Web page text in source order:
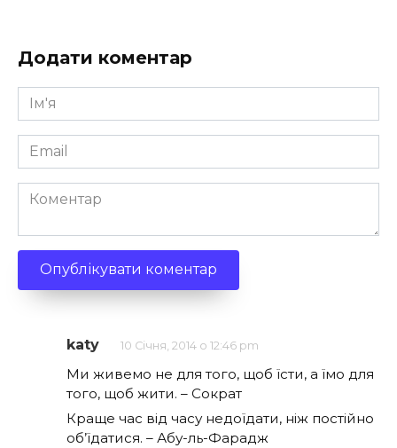
Додати коментар
Ім'я
*
Email
*
Коментар
katy 10 Січня, 2014 о 12:46 pm
Ми живемо не для того, щоб їсти, а їмо для
того, щоб жити. – Сократ
Краще час від часу недоїдати, ніж постійно
об’їдатися. – Абу-ль-Фарадж